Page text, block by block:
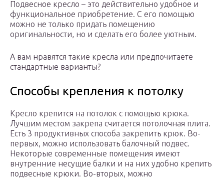
Подвесное кресло – это действительно удобное и
функциональное приобретение. С его помощью
можно не только придать помещению
оригинальности, но и сделать его более уютным.
А вам нравятся такие кресла или предпочитаете
стандартные варианты?
Способы крепления к потолку
Кресло крепится на потолок с помощью крюка.
Лучшим местом закрепа считается потолочная плита.
Есть 3 продуктивных способа закрепить крюк. Во-
первых, можно использовать балочный подвес.
Некоторые современные помещения имеют
внутренние несущие балки и на них удобно крепить
подвесные крюки. Во-вторых, можно